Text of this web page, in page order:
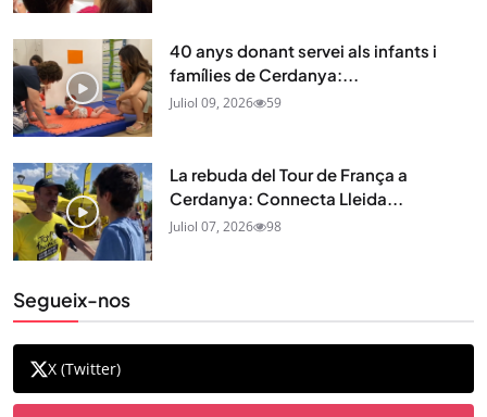
40 anys donant servei als infants i
famílies de Cerdanya:...
Juliol 09, 2026 59
La rebuda del Tour de França a
Cerdanya: Connecta Lleida...
Juliol 07, 2026 98
Segueix-nos
X (Twitter)